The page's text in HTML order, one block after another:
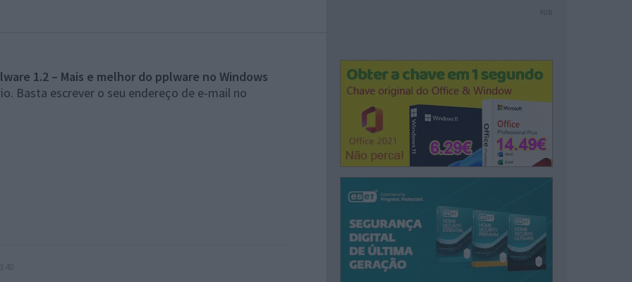
1.2 – Mais e melhor do pplware no Windows
Basta escrever o seu endereço de e-mail no
PUB